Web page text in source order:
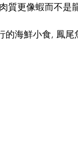
質更像蝦而不是
的海鮮小食, 鳳